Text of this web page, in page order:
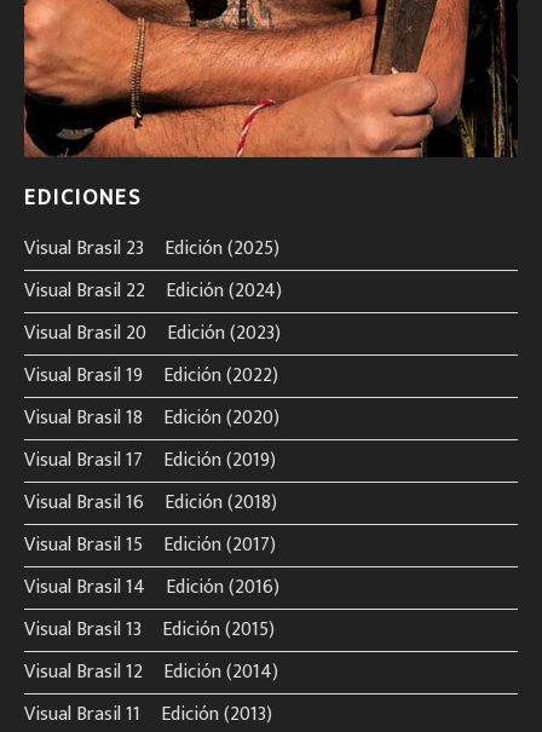
EDICIONES
Visual Brasil 23º Edición (2025)
Visual Brasil 22º Edición (2024)
Visual Brasil 20º Edición (2023)
Visual Brasil 19º Edición (2022)
Visual Brasil 18º Edición (2020)
Visual Brasil 17º Edición (2019)
Visual Brasil 16º Edición (2018)
Visual Brasil 15º Edición (2017)
Visual Brasil 14º Edición (2016)
Visual Brasil 13º Edición (2015)
Visual Brasil 12º Edición (2014)
Visual Brasil 11º Edición (2013)